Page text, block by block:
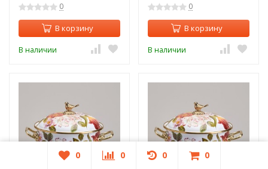
0
В корзину
В наличии
0
В корзину
В наличии
0 0 0 0